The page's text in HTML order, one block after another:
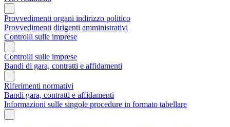
Provvedimenti organi indirizzo politico
Provvedimenti dirigenti amministrativi
Controlli sulle imprese
Controlli sulle imprese
Bandi di gara, contratti e affidamenti
Riferimenti normativi
Bandi gara, contratti e affidamenti
Informazioni sulle singole procedure in formato tabellare